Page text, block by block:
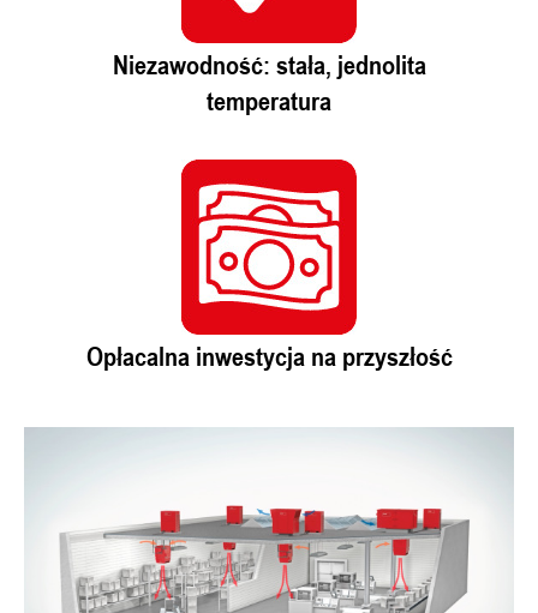
Niezawodność: stała, jednolita
temperatura
Opłacalna inwestycja na przyszłość